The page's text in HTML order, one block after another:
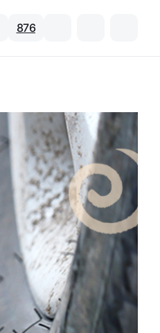
876